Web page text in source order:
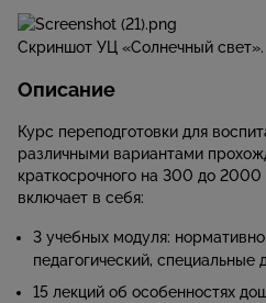
Скриншот УЦ «Солнечный свет».
Описание
Курс переподготовки для
различными вариантами
краткосрочного на 300 до
включает в себя:
3 учебных модуля:
педагогический, специальные
15 лекций об особенностях